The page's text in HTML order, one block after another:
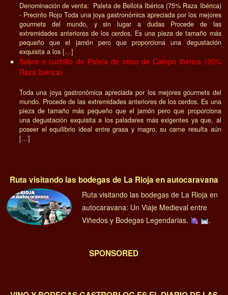
Denominación de venta: Paleta de Bellota Ibérica (75% Raza Ibérica)
- Precinto Rojo Toda una joya gastronómica apreciada por los mejores
gourmets del mundo, y sin lugar a dudas Procede de las
extremidades anteriores de los cerdos. Es una pieza de tamaño más
pequeño que el jamón pero que proporciona una degustación
exquisita a los […]
Sobre a cuchillo de Paleta de cebo de Campo Ibérica (50%
Raza Ibérica)
Toda una joya gastronómica apreciada por los mejores gourmets del
mundo. Procede de las extremidades anteriores de los cerdos. Es una
pieza de tamaño más pequeño que el jamón pero que proporciona
una degustación exquisita a los paladares más exigentes ya que, al
poseer el equilibrio ideal entre grasa y magro, su carne resulta aún
[…]
Ruta visitando las bodegas de La Rioja en autocaravana
Ruta visitando las bodegas de La Rioja en
autocaravana: Un Viaje Medieval entre
Viñedos y Bodegas Legendarias.
.
SPONSORED